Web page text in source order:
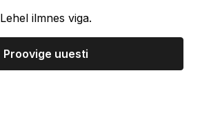
Lehel ilmnes viga.
Proovige uuesti